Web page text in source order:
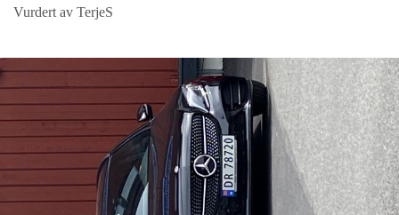
Vurdert av TerjeS